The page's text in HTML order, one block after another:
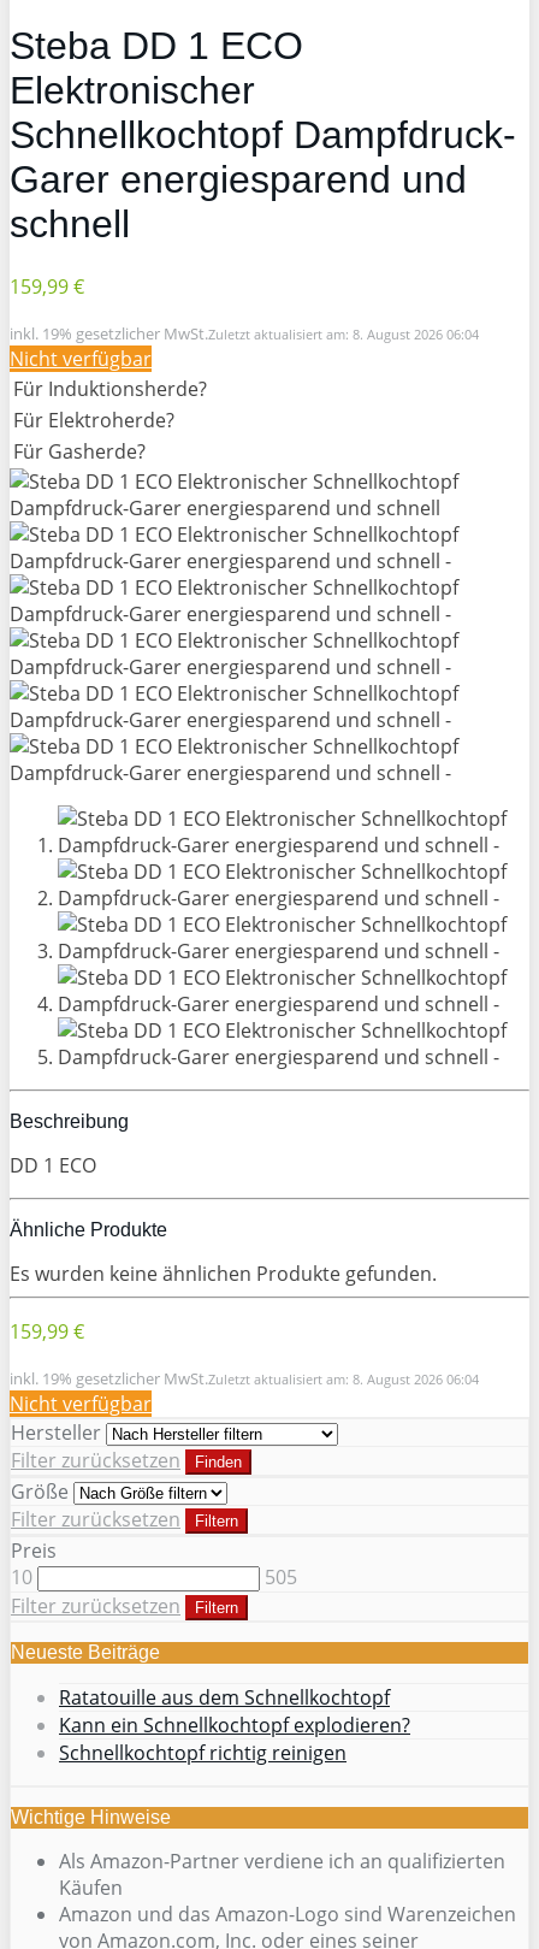
Steba DD 1 ECO
Elektronischer
Schnellkochtopf Dampfdruck-
Garer energiesparend und
schnell
159,99 €
inkl. 19% gesetzlicher MwSt.Zuletzt aktualisiert am: 8. August 2026 06:04
Nicht verfügbar
Für Induktionsherde?
Für Elektroherde?
Für Gasherde?
Beschreibung
DD 1 ECO
Ähnliche Produkte
Es wurden keine ähnlichen Produkte gefunden.
159,99 €
inkl. 19% gesetzlicher MwSt.Zuletzt aktualisiert am: 8. August 2026 06:04
Nicht verfügbar
Hersteller
Filter zurücksetzen
Finden
Größe
Filter zurücksetzen
Filtern
Preis
10
505
Filter zurücksetzen
Filtern
Neueste Beiträge
Ratatouille aus dem Schnellkochtopf
Kann ein Schnellkochtopf explodieren?
Schnellkochtopf richtig reinigen
Wichtige Hinweise
Als Amazon-Partner verdiene ich an qualifizierten
Käufen
Amazon und das Amazon-Logo sind Warenzeichen
von Amazon.com, Inc. oder eines seiner